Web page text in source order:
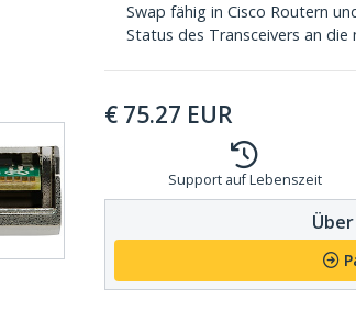
Swap fähig in Cisco Routern
Status des Transceivers an
€ 75.27 EUR
Support auf Lebenszeit